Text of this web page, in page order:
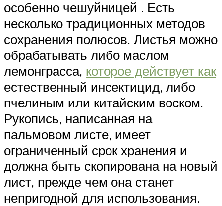
особенно чешуйницей . Есть
несколько традиционных методов
сохранения полюсов. Листья можно
обрабатывать либо маслом
лемонграсса, которое действует как
естественный инсектицид, либо
пчелиным или китайским воском.
Рукопись, написанная на
пальмовом листе, имеет
ограниченный срок хранения и
должна быть скопирована на новый
лист, прежде чем она станет
непригодной для использования.